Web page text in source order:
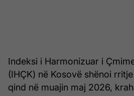
Indeksi i Harmonizuar i
(IHÇK) në Kosovë shënoi
qind në muajin maj 2026,